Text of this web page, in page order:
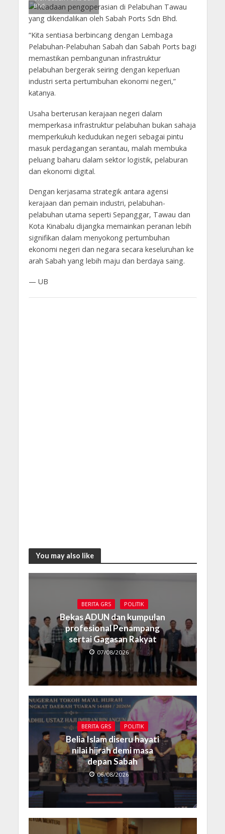
Bhd.
“Kita sentiasa berbincang dengan Lembaga
Pelabuhan-Pelabuhan Sabah dan Sabah Ports bagi
memastikan pembangunan infrastruktur
pelabuhan bergerak seiring dengan keperluan
industri serta pertumbuhan ekonomi negeri,”
katanya.
Usaha berterusan kerajaan negeri dalam
memperkasa infrastruktur pelabuhan bukan sahaja
memperkukuh kedudukan negeri sebagai pintu
masuk perdagangan serantau, malah membuka
peluang baharu dalam sektor logistik, pelaburan
dan ekonomi digital.
Dengan kerjasama strategik antara agensi
kerajaan dan pemain industri, pelabuhan-
pelabuhan utama seperti Sepanggar, Tawau dan
Kota Kinabalu dijangka memainkan peranan lebih
signifikan dalam menyokong pertumbuhan
ekonomi negeri dan negara secara keseluruhan ke
arah Sabah yang lebih maju dan berdaya saing.
— UB
You may also like
BERITA GRS POLITIK
Bekas ADUN dan kumpulan
profesional Penampang
sertai Gagasan Rakyat
07/08/2026
BERITA GRS POLITIK
Belia Islam diseru hayati
nilai hijrah demi masa
depan Sabah
06/08/2026